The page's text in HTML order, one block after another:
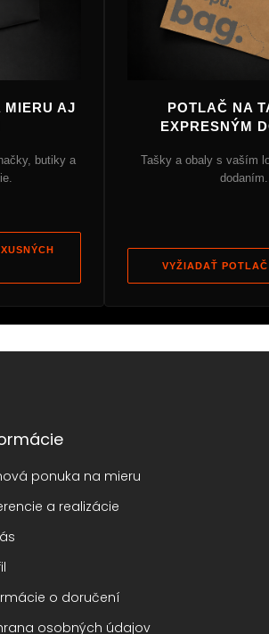
MIERU AJ
butiky a
POTLAČ NA
EXPRESNÝM
Tašky a obaly s vaším
dodaním.
VYŽIADAŤ
ponuka na mieru
a realizácie
o doručení
osobných údajov